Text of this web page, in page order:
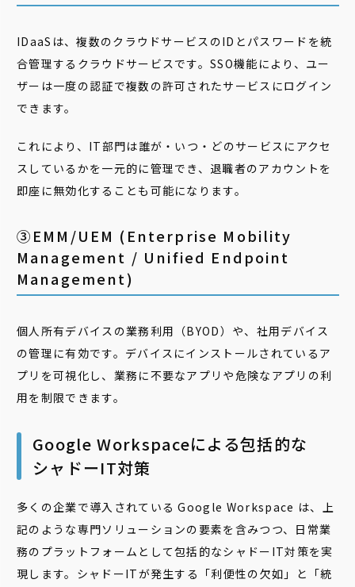
IDaaSは、複数のクラウドサービスのIDとパスワードを統
合管理するクラウドサービスです。SSO機能により、ユー
ザーは一度の認証で複数の許可されたサービスにログイン
できます。
これにより、IT部門は誰が・いつ・どのサービスにアクセ
スしているかを一元的に管理でき、退職者のアカウントを
即座に無効化することも可能になります。
③EMM/UEM (Enterprise Mobility
Management / Unified Endpoint
Management)
個人所有デバイスの業務利用（BYOD）や、社用デバイス
の管理に有効です。デバイスにインストールされているア
プリを可視化し、業務に不要なアプリや危険なアプリの利
用を制限できます。
Google Workspaceによる包括的な
シャドーIT対策
多くの企業で導入されている Google Workspace は、上
記のような専門ソリューションの要素を含みつつ、日常業
務のプラットフォームとして包括的なシャドーIT対策を実
現します。シャドーITが発生する「利便性の欠如」と「統